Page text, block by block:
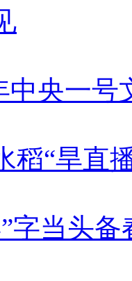
中央一号
稻“旱直
字当头备